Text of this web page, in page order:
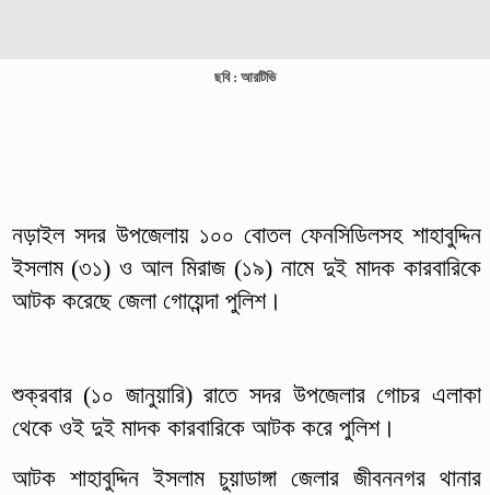
ছবি : আরটিভি
নড়াইল সদর উপজেলায় ১০০ বোতল ফেনসিডিলসহ শাহাবুদ্দিন
ইসলাম (৩১) ও আল মিরাজ (১৯) নামে দুই মাদক কারবারিকে
আটক করেছে জেলা গোয়েন্দা পুলিশ।
শুক্রবার (১০ জানুয়ারি) রাতে সদর উপজেলার গোচর এলাকা
থেকে ওই দুই মাদক কারবারিকে আটক করে পুলিশ।
আটক শাহাবুদ্দিন ইসলাম চুয়াডাঙ্গা জেলার জীবননগর থানার